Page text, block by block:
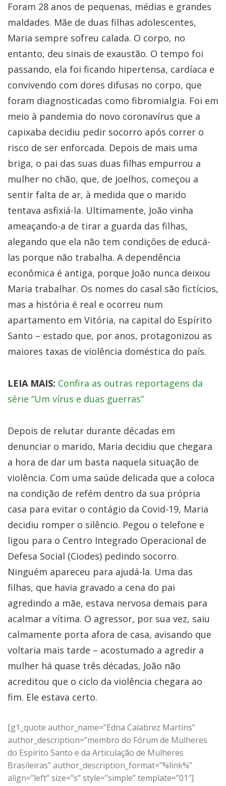
Foram 28 anos de pequenas, médias e grandes
maldades. Mãe de duas filhas adolescentes,
Maria sempre sofreu calada. O corpo, no
entanto, deu sinais de exaustão. O tempo foi
passando, ela foi ficando hipertensa, cardíaca e
convivendo com dores difusas no corpo, que
foram diagnosticadas como fibromialgia. Foi em
meio à pandemia do novo coronavírus que a
capixaba decidiu pedir socorro após correr o
risco de ser enforcada. Depois de mais uma
briga, o pai das suas duas filhas empurrou a
mulher no chão, que, de joelhos, começou a
sentir falta de ar, à medida que o marido
tentava asfixiá-la. Ultimamente, João vinha
ameaçando-a de tirar a guarda das filhas,
alegando que ela não tem condições de educá-
las porque não trabalha. A dependência
econômica é antiga, porque João nunca deixou
Maria trabalhar. Os nomes do casal são fictícios,
mas a história é real e ocorreu num
apartamento em Vitória, na capital do Espírito
Santo – estado que, por anos, protagonizou as
maiores taxas de violência doméstica do país.
LEIA MAIS: Confira as outras reportagens da
série “Um vírus e duas guerras”
Depois de relutar durante décadas em
denunciar o marido, Maria decidiu que chegara
a hora de dar um basta naquela situação de
violência. Com uma saúde delicada que a coloca
na condição de refém dentro da sua própria
casa para evitar o contágio da Covid-19, Maria
decidiu romper o silêncio. Pegou o telefone e
ligou para o Centro Integrado Operacional de
Defesa Social (Ciodes) pedindo socorro.
Ninguém apareceu para ajudá-la. Uma das
filhas, que havia gravado a cena do pai
agredindo a mãe, estava nervosa demais para
acalmar a vítima. O agressor, por sua vez, saiu
calmamente porta afora de casa, avisando que
voltaria mais tarde – acostumado a agredir a
mulher há quase três décadas, João não
acreditou que o ciclo da violência chegara ao
fim. Ele estava certo.
[g1_quote author_name=”Edna Calabrez Martins”
author_description=”membro do Fórum de Mulheres
do Espírito Santo e da Articulação de Mulheres
Brasileiras” author_description_format=”%link%”
align=”left” size=”s” style=”simple” template=”01″]